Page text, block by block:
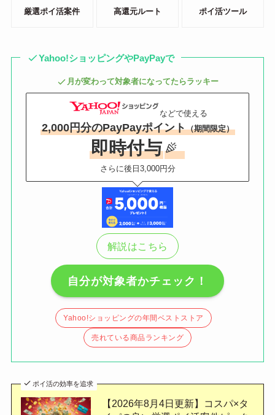
厳選ポイ活案件 高還元ルート ポイ活ツール
Yahoo!ショッピングやPayPayで
月が変わって対象者になってたらラッキー
などで使える
2,000円分のPayPayポイント（期間限定）
即時付与
さらに後日3,000円分
解説はこちら
自分が対象者かチェック！
Yahoo!ショッピングの年間ベストストア
売れている商品ランキング
ポイ活の効率を追求
【2026年8月4日更新】コスパ×タ